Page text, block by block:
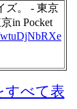
ズ。 - 東京
in Pocket
wtuDjNbRXe
すべて表